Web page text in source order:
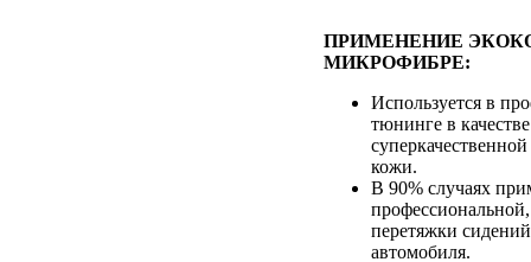
ПРИМЕНЕНИЕ
МИКРОФИБРЕ:
Используется в
тюнинге в
кожи.
В 90% случаях
перетяжки
автомобиля.